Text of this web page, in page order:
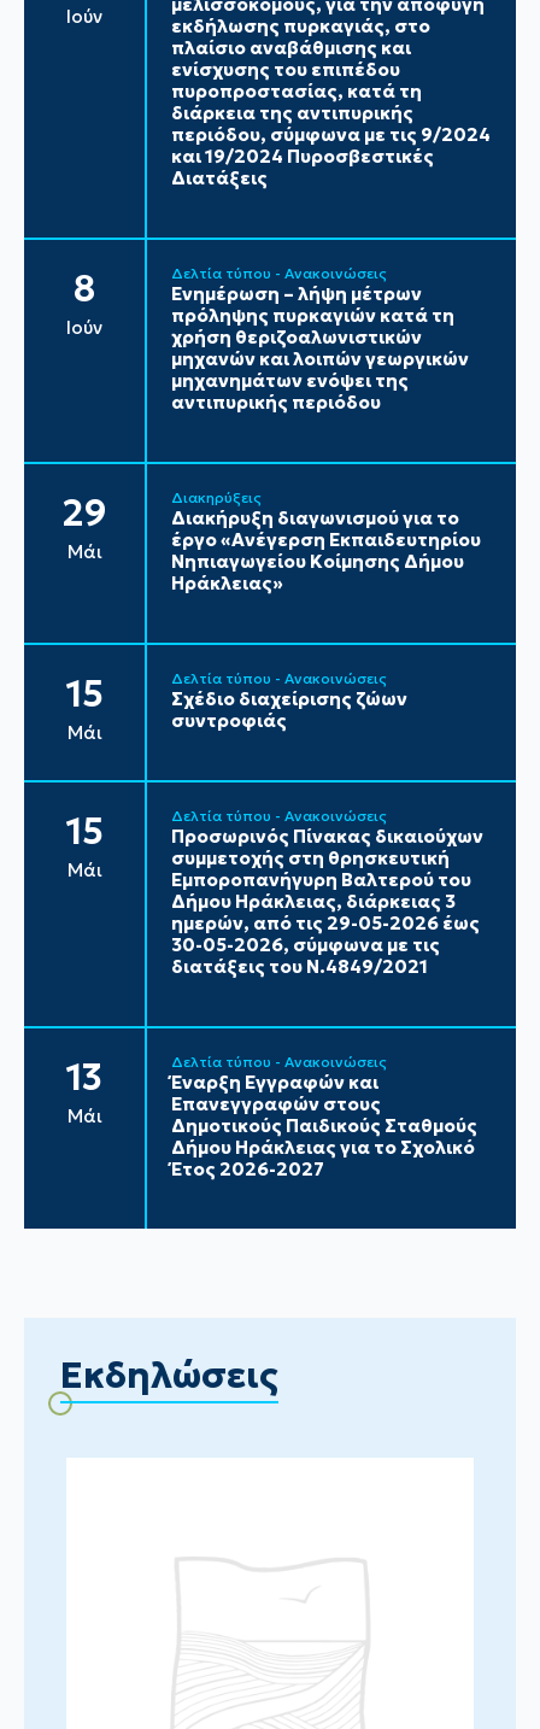
Ιούν
μελισσοκόμους, για την αποφυγή
εκδήλωσης πυρκαγιάς, στο
πλαίσιο αναβάθμισης και
ενίσχυσης του επιπέδου
πυροπροστασίας, κατά τη
διάρκεια της αντιπυρικής
περιόδου, σύμφωνα με τις 9/2024
και 19/2024 Πυροσβεστικές
Διατάξεις
8
Ιούν
Δελτία τύπου - Ανακοινώσεις
Ενημέρωση – λήψη μέτρων
πρόληψης πυρκαγιών κατά τη
χρήση θεριζοαλωνιστικών
μηχανών και λοιπών γεωργικών
μηχανημάτων ενόψει της
αντιπυρικής περιόδου
29
Μάι
Διακηρύξεις
Διακήρυξη διαγωνισμού για το
έργο «Ανέγερση Εκπαιδευτηρίου
Νηπιαγωγείου Κοίμησης Δήμου
Ηράκλειας»
15
Μάι
Δελτία τύπου - Ανακοινώσεις
Σχέδιο διαχείρισης ζώων
συντροφιάς
15
Μάι
Δελτία τύπου - Ανακοινώσεις
Προσωρινός Πίνακας δικαιούχων
συμμετοχής στη θρησκευτική
Εμποροπανήγυρη Βαλτερού του
Δήμου Ηράκλειας, διάρκειας 3
ημερών, από τις 29-05-2026 έως
30-05-2026, σύμφωνα με τις
διατάξεις του Ν.4849/2021
13
Μάι
Δελτία τύπου - Ανακοινώσεις
Έναρξη Εγγραφών και
Επανεγγραφών στους
Δημοτικούς Παιδικούς Σταθμούς
Δήμου Ηράκλειας για το Σχολικό
Έτος 2026-2027
Εκδηλώσεις